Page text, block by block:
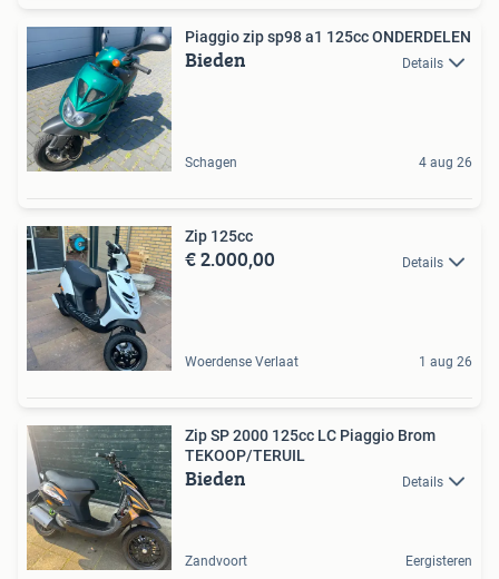
Piaggio zip sp98 a1 125cc ONDERDELEN
Bieden Details
Schagen 4 aug 26
Zip 125cc
€ 2.000,00 Details
Woerdense Verlaat 1 aug 26
Zip SP 2000 125cc LC Piaggio Brom
TEKOOP/TERUIL
Bieden Details
Zandvoort Eergisteren